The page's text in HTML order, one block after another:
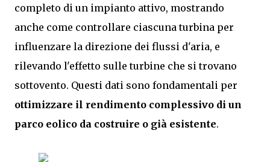
completo di un impianto attivo, mostrando
anche come controllare ciascuna turbina per
influenzare la direzione dei flussi d'aria, e
rilevando l'effetto sulle turbine che si trovano
sottovento. Questi dati sono fondamentali per
ottimizzare il rendimento complessivo di un
parco eolico da costruire o già esistente.